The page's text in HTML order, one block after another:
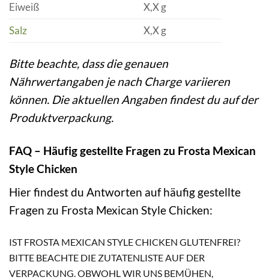
Eiweiß
X,X g
Salz
X,X g
Bitte beachte, dass die genauen
Nährwertangaben je nach Charge variieren
können. Die aktuellen Angaben findest du auf der
Produktverpackung.
FAQ – Häufig gestellte Fragen zu Frosta Mexican
Style Chicken
Hier findest du Antworten auf häufig gestellte
Fragen zu Frosta Mexican Style Chicken:
IST FROSTA MEXICAN STYLE CHICKEN GLUTENFREI?
BITTE BEACHTE DIE ZUTATENLISTE AUF DER
VERPACKUNG. OBWOHL WIR UNS BEMÜHEN,